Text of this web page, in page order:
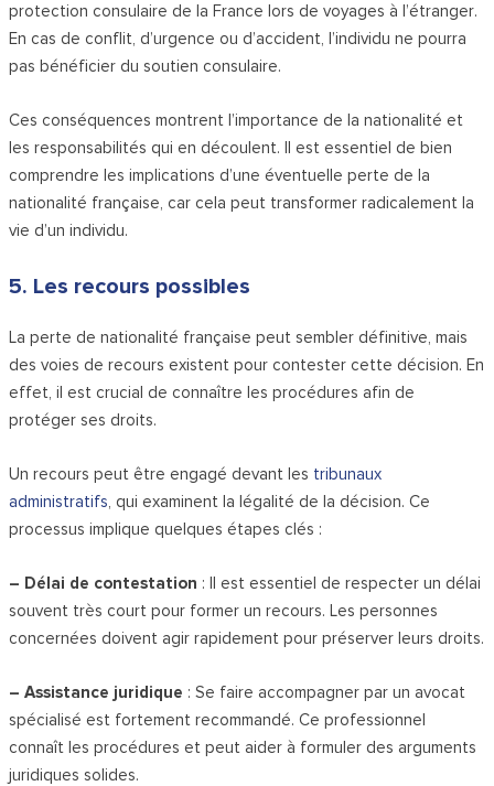
protection consulaire de la France lors de voyages à l’étranger.
En cas de conflit, d’urgence ou d’accident, l’individu ne pourra
pas bénéficier du soutien consulaire.
Ces conséquences montrent l’importance de la nationalité et
les responsabilités qui en découlent. Il est essentiel de bien
comprendre les implications d’une éventuelle perte de la
nationalité française, car cela peut transformer radicalement la
vie d’un individu.
5. Les recours possibles
La perte de nationalité française peut sembler définitive, mais
des voies de recours existent pour contester cette décision. En
effet, il est crucial de connaître les procédures afin de
protéger ses droits.
Un recours peut être engagé devant les tribunaux
administratifs, qui examinent la légalité de la décision. Ce
processus implique quelques étapes clés :
– Délai de contestation : Il est essentiel de respecter un délai
souvent très court pour former un recours. Les personnes
concernées doivent agir rapidement pour préserver leurs droits.
– Assistance juridique : Se faire accompagner par un avocat
spécialisé est fortement recommandé. Ce professionnel
connaît les procédures et peut aider à formuler des arguments
juridiques solides.